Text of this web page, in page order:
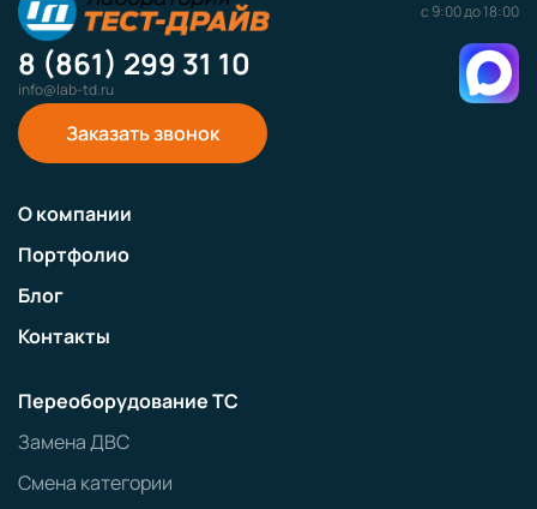
с 9:00 до 18:00
8 (861) 299 31 10
info@lab-td.ru
Заказать звонок
О компании
Портфолио
Блог
Контакты
Переоборудование ТС
Замена ДВС
Смена категории